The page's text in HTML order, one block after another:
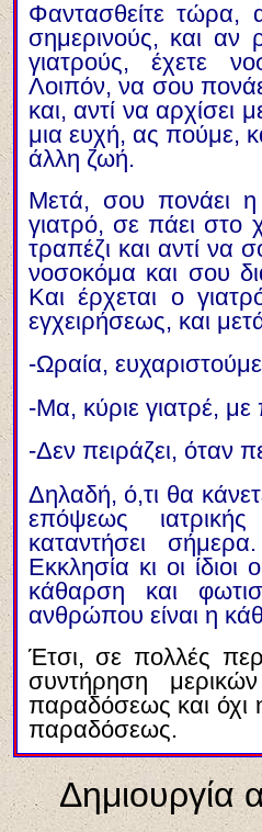
Φαντασθείτε τώρα,
σημερινούς, και αν
γιατρούς, έχετε
Λοιπόν, να σου
και, αντί να αρχίσει
μια ευχή, ας πούμε,
άλλη ζωή.
Μετά, σου πονάει η
γιατρό, σε πάει στο
τραπέζι και αντί να
νοσοκόμα και σου
Και έρχεται ο
εγχειρήσεως, και
-Ωραία,
-Μα, κύριε γιατρέ,
-Δεν πειράζει, όταν
Δηλαδή, ό,τι θα
επόψεως
καταντήσει
Εκκλησία κι οι ίδιοι
κάθαρση και
ανθρώπου είναι η
Έτσι, σε πολλές
συντήρηση
παραδόσεως και όχι
παραδόσεως.
Δημιουργία